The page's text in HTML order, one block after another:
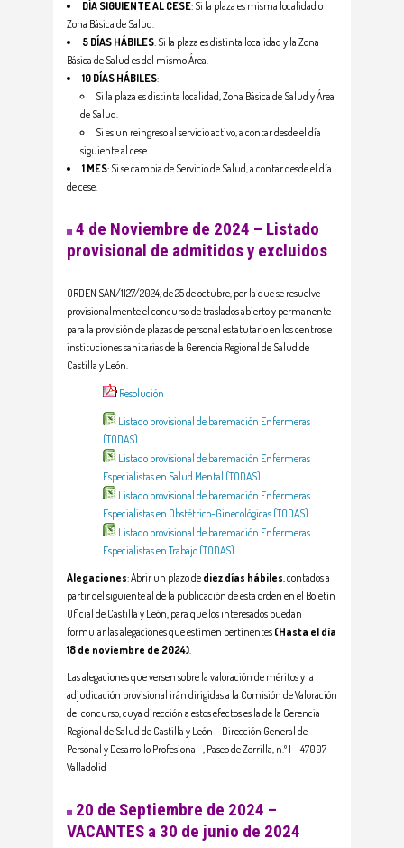
DÍA SIGUIENTE AL CESE: Si la plaza es misma localidad o
Zona Básica de Salud.
5 DÍAS HÁBILES: Si la plaza es distinta localidad y la Zona
Básica de Salud es del mismo Área.
10 DÍAS HÁBILES:
Si la plaza es distinta localidad, Zona Básica de Salud y Área
de Salud.
Si es un reingreso al servicio activo, a contar desde el día
siguiente al cese
1 MES: Si se cambia de Servicio de Salud, a contar desde el día
de cese.
4 de Noviembre de 2024 – Listado
provisional de admitidos y excluidos
ORDEN SAN/1127/2024, de 25 de octubre, por la que se resuelve
provisionalmente el concurso de traslados abierto y permanente
para la provisión de plazas de personal estatutario en los centros e
instituciones sanitarias de la Gerencia Regional de Salud de
Castilla y León.
Resolución
Listado provisional de baremación Enfermeras
(TODAS)
Listado provisional de baremación Enfermeras
Especialistas en Salud Mental (TODAS)
Listado provisional de baremación Enfermeras
Especialistas en Obstétrico-Ginecológicas (TODAS)
Listado provisional de baremación Enfermeras
Especialistas en Trabajo (TODAS)
Alegaciones: Abrir un plazo de diez días hábiles , contados a
partir del siguiente al de la publicación de esta orden en el Boletín
Oficial de Castilla y León, para que los interesados puedan
formular las alegaciones que estimen pertinentes (Hasta el día
18 de noviembre de 2024)
Las alegaciones que versen sobre la valoración de méritos y la
adjudicación provisional irán dirigidas a la Comisión de Valoración
del concurso, cuya dirección a estos efectos es la de la Gerencia
Regional de Salud de Castilla y León – Dirección General de
Personal y Desarrollo Profesional-, Paseo de Zorrilla, n.º 1 – 47007
Valladolid
20 de Septiembre de 2024 –
VACANTES a 30 de junio de 2024